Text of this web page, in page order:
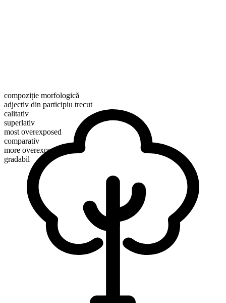
compoziție morfologică
adjectiv din participiu trecut
calitativ
superlativ
most overexposed
comparativ
more overexposed
gradabil